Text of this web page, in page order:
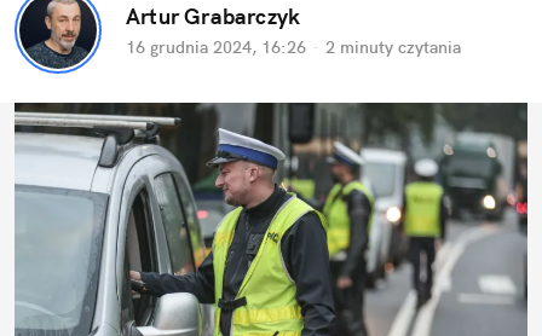
Artur Grabarczyk
16 grudnia 2024, 16:26 · 2 minuty czytania